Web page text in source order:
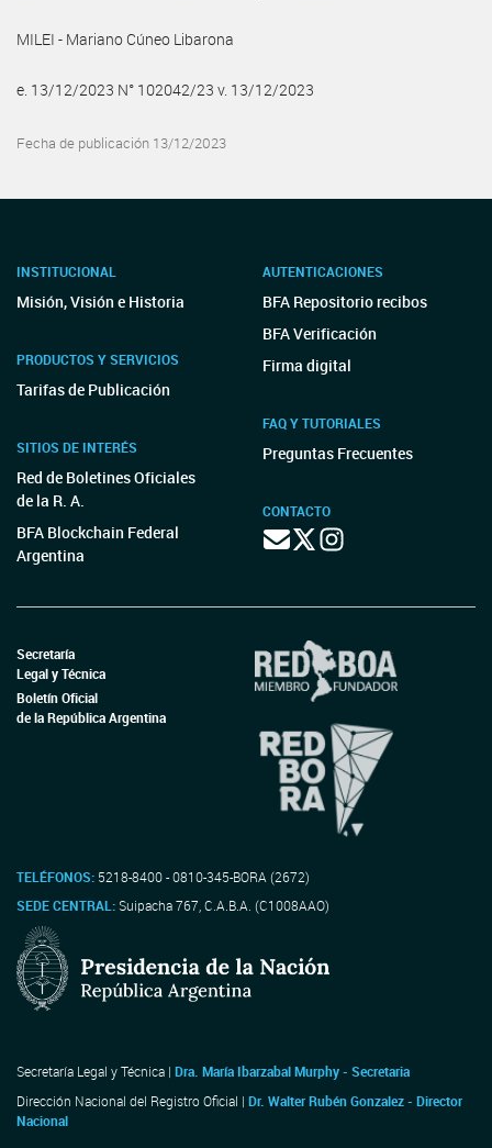
MILEI - Mariano Cúneo Libarona
e. 13/12/2023 N° 102042/23 v. 13/12/2023
Fecha de publicación 13/12/2023
INSTITUCIONAL
Misión, Visión e Historia
PRODUCTOS Y SERVICIOS
Tarifas de Publicación
SITIOS DE INTERÉS
Red de Boletines Oficiales
de la R. A.
BFA Blockchain Federal
Argentina
AUTENTICACIONES
BFA Repositorio recibos
BFA Verificación
Firma digital
FAQ Y TUTORIALES
Preguntas Frecuentes
CONTACTO
Secretaría
Legal y Técnica
Boletín Oficial
de la República Argentina
TELÉFONOS: 5218-8400 - 0810-345-BORA (2672)
SEDE CENTRAL:Suipacha 767, C.A.B.A. (C1008AAO)
Secretaría Legal y Técnica | Dra. María Ibarzabal Murphy - Secretaria
Dirección Nacional del Registro Oficial | Dr. Walter Rubén Gonzalez - Director
Nacional